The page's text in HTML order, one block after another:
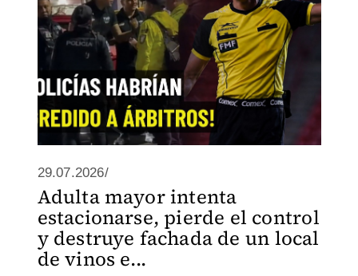
29.07.2026/
Adulta mayor intenta
estacionarse, pierde el control
y destruye fachada de un local
de vinos e...